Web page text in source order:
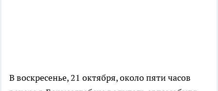
В воскресенье, 21 октября, около пяти часов